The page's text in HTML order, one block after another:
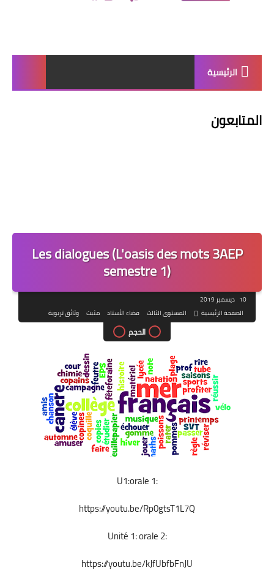
الرئيسية
المتابعون
Les dialogues (L'oasis des mots 3AEP
semestre 1)
10 ديسمبر 2019
الصفحة الرئيسية
المستوى الثالث فضاء الأستاذ مثبت وثائق تربوية
الحجم
U1:orale 1:
https://youtu.be/Rp0gtsT1L7Q
Unité 1: orale 2:
https://youtu.be/kJfUbfbFnJU